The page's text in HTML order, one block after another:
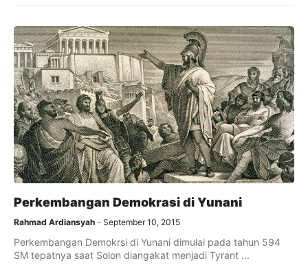
Perkembangan Demokrasi di Yunani
Rahmad Ardiansyah September 10, 2015
Perkembangan Demokrsi di Yunani dimulai pada tahun 594
SM tepatnya saat Solon diangakat menjadi Tyrant ...